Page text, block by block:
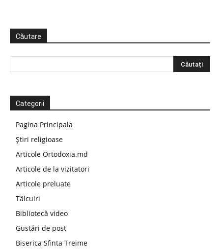
Căutare
Categorii
Pagina Principala
Știri religioase
Articole Ortodoxia.md
Articole de la vizitatori
Articole preluate
Tâlcuiri
Bibliotecă video
Gustări de post
Biserica Sfinta Treime